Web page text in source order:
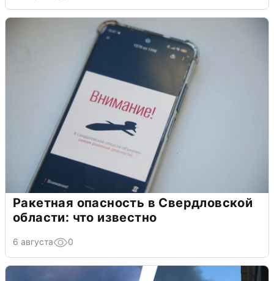
Ракетная опасность в Свердловской
области: что известно
6 августа 0